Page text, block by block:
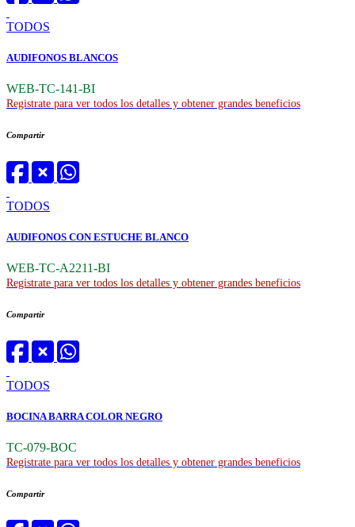
TODOS
AUDIFONOS BLANCOS
WEB-TC-141-BI
Registrate para ver todos los detalles y obtener grandes beneficios
Compartir
TODOS
AUDIFONOS CON ESTUCHE BLANCO
WEB-TC-A2211-BI
Registrate para ver todos los detalles y obtener grandes beneficios
Compartir
TODOS
BOCINA BARRA COLOR NEGRO
TC-079-BOC
Registrate para ver todos los detalles y obtener grandes beneficios
Compartir